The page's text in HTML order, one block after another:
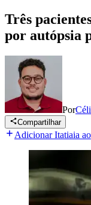
Três
por autópsia
Por
Compartilhar
Adicionar Itatiaia ao